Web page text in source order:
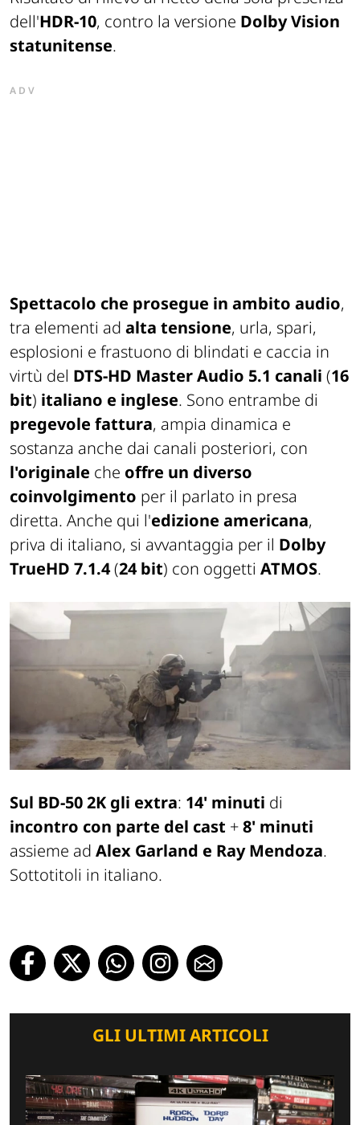
dell'HDR-10, contro la versione Dolby Vision
statunitense.
ADV
Spettacolo che prosegue in ambito audio,
tra elementi ad alta tensione, urla, spari,
esplosioni e frastuono di blindati e caccia in
virtù del DTS-HD Master Audio 5.1 canali (16
bit) italiano e inglese. Sono entrambe di
pregevole fattura, ampia dinamica e
sostanza anche dai canali posteriori, con
l'originale che offre un diverso
coinvolgimento per il parlato in presa
diretta. Anche qui l'edizione americana,
priva di italiano, si avvantaggia per il Dolby
TrueHD 7.1.4(24 bit) con oggetti ATMOS.
Sul BD-50 2K gli extra: 14' minuti di
incontro con parte del cast +8' minuti
assieme ad Alex Garland e Ray Mendoza.
Sottotitoli in italiano.
GLI ULTIMI ARTICOLI